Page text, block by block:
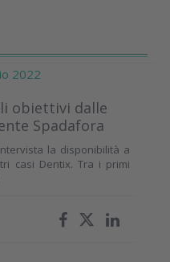
2022
obiettivi dalle
Spadafora
la disponibilità a
casi Dentix. Tra i primi